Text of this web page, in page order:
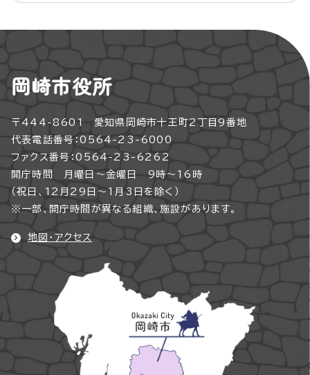
岡崎市役所
〒444-8601 愛知県岡崎市十王町2丁目9番地
代表電話番号：0564-23-6000
ファクス番号：0564-23-6262
開庁時間 月曜日～金曜日 9時～16時
（祝日、12月29日～1月3日を除く）
※一部、開庁時間が異なる組織、施設があります。
地図・アクセス